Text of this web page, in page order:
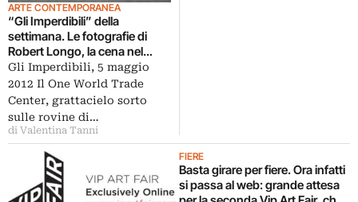
ARTE CONTEMPORANEA
“Gli Imperdibili” della
settimana. Le fotografie di
Robert Longo, la cena nel
parco e l’uomo che ha
rinunciato al denaro. E uno
sguardo sul nuovo World
Trade Center
Gli Imperdibili, 5 maggio
2012 Il One World Trade
Center, grattacielo sorto
sulle rovine di…
di Valentina Tanni
FIERE
Basta girare per fiere. Ora infatti
si passa al web: grande attesa